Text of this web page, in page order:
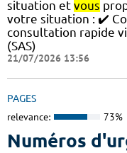
situation et vous
votre situation : ✔️
consultation rapide
(SAS)
21/07/2026 13:56
PAGES
relevance: 73%
Numéros